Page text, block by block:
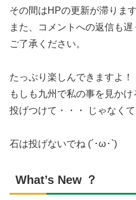
その間はHPの更新が滞ります
また、コメントへの返信も
ご了承ください。
たっぷり楽しんできますよ！
もしも九州で私の事を見か
投げつけて・・・ じゃなく
石は投げないでね (´･ω･`)
What’s New ？